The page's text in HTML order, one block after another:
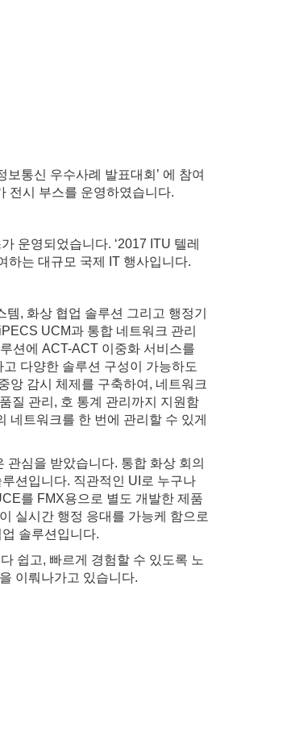
통신 우수사례 발표대회’ 에 참여
전시 부스를 운영하였습니다.
운영되었습니다. ‘2017 ITU 텔레
하는 대규모 국제 IT 행사입니다.
, 화상 협업 솔루션 그리고 행정기
UCM과 통합 네트워크 관리
션에 ACT-ACT 이중화 서비스를
다양한 솔루션 구성이 가능하도
앙 감시 체제를 구축하여, 네트워크
질 관리, 호 통계 관리까지 지원함
네트워크를 한 번에 관리할 수 있게
심을 받았습니다. 통합 화상 회의
션입니다. 직관적인 UI로 누구나
를 FMX용으로 별도 개발한 제품
실시간 행정 응대를 가능케 함으로
솔루션입니다.
쉽고, 빠르게 경험할 수 있도록 노
이뤄나가고 있습니다.